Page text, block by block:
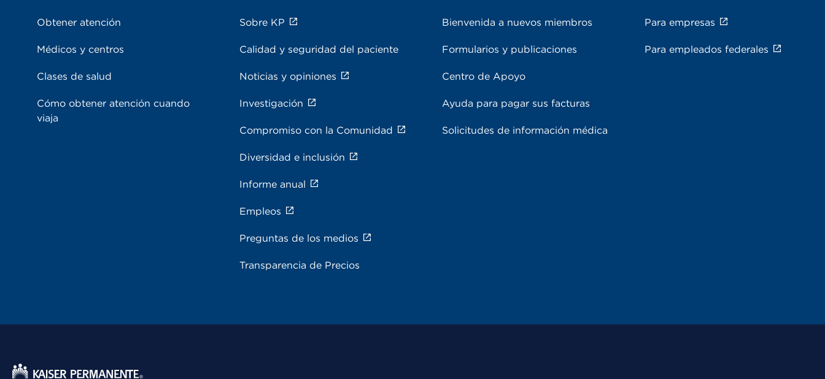
Obtener atención
Médicos y centros
Clases de salud
Cómo obtener atención cuando
viaja
Sobre KP
Calidad y seguridad del paciente
Noticias y opiniones
Investigación
Compromiso con la Comunidad
Diversidad e inclusión
Informe anual
Empleos
Preguntas de los medios
Transparencia de Precios
Bienvenida a nuevos miembros
Formularios y publicaciones
Centro de Apoyo
Ayuda para pagar sus facturas
Solicitudes de información médica
Para empresas
Para empleados federales